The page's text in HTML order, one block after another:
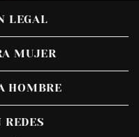
LEGAL
MUJER
HOMBRE
REDES